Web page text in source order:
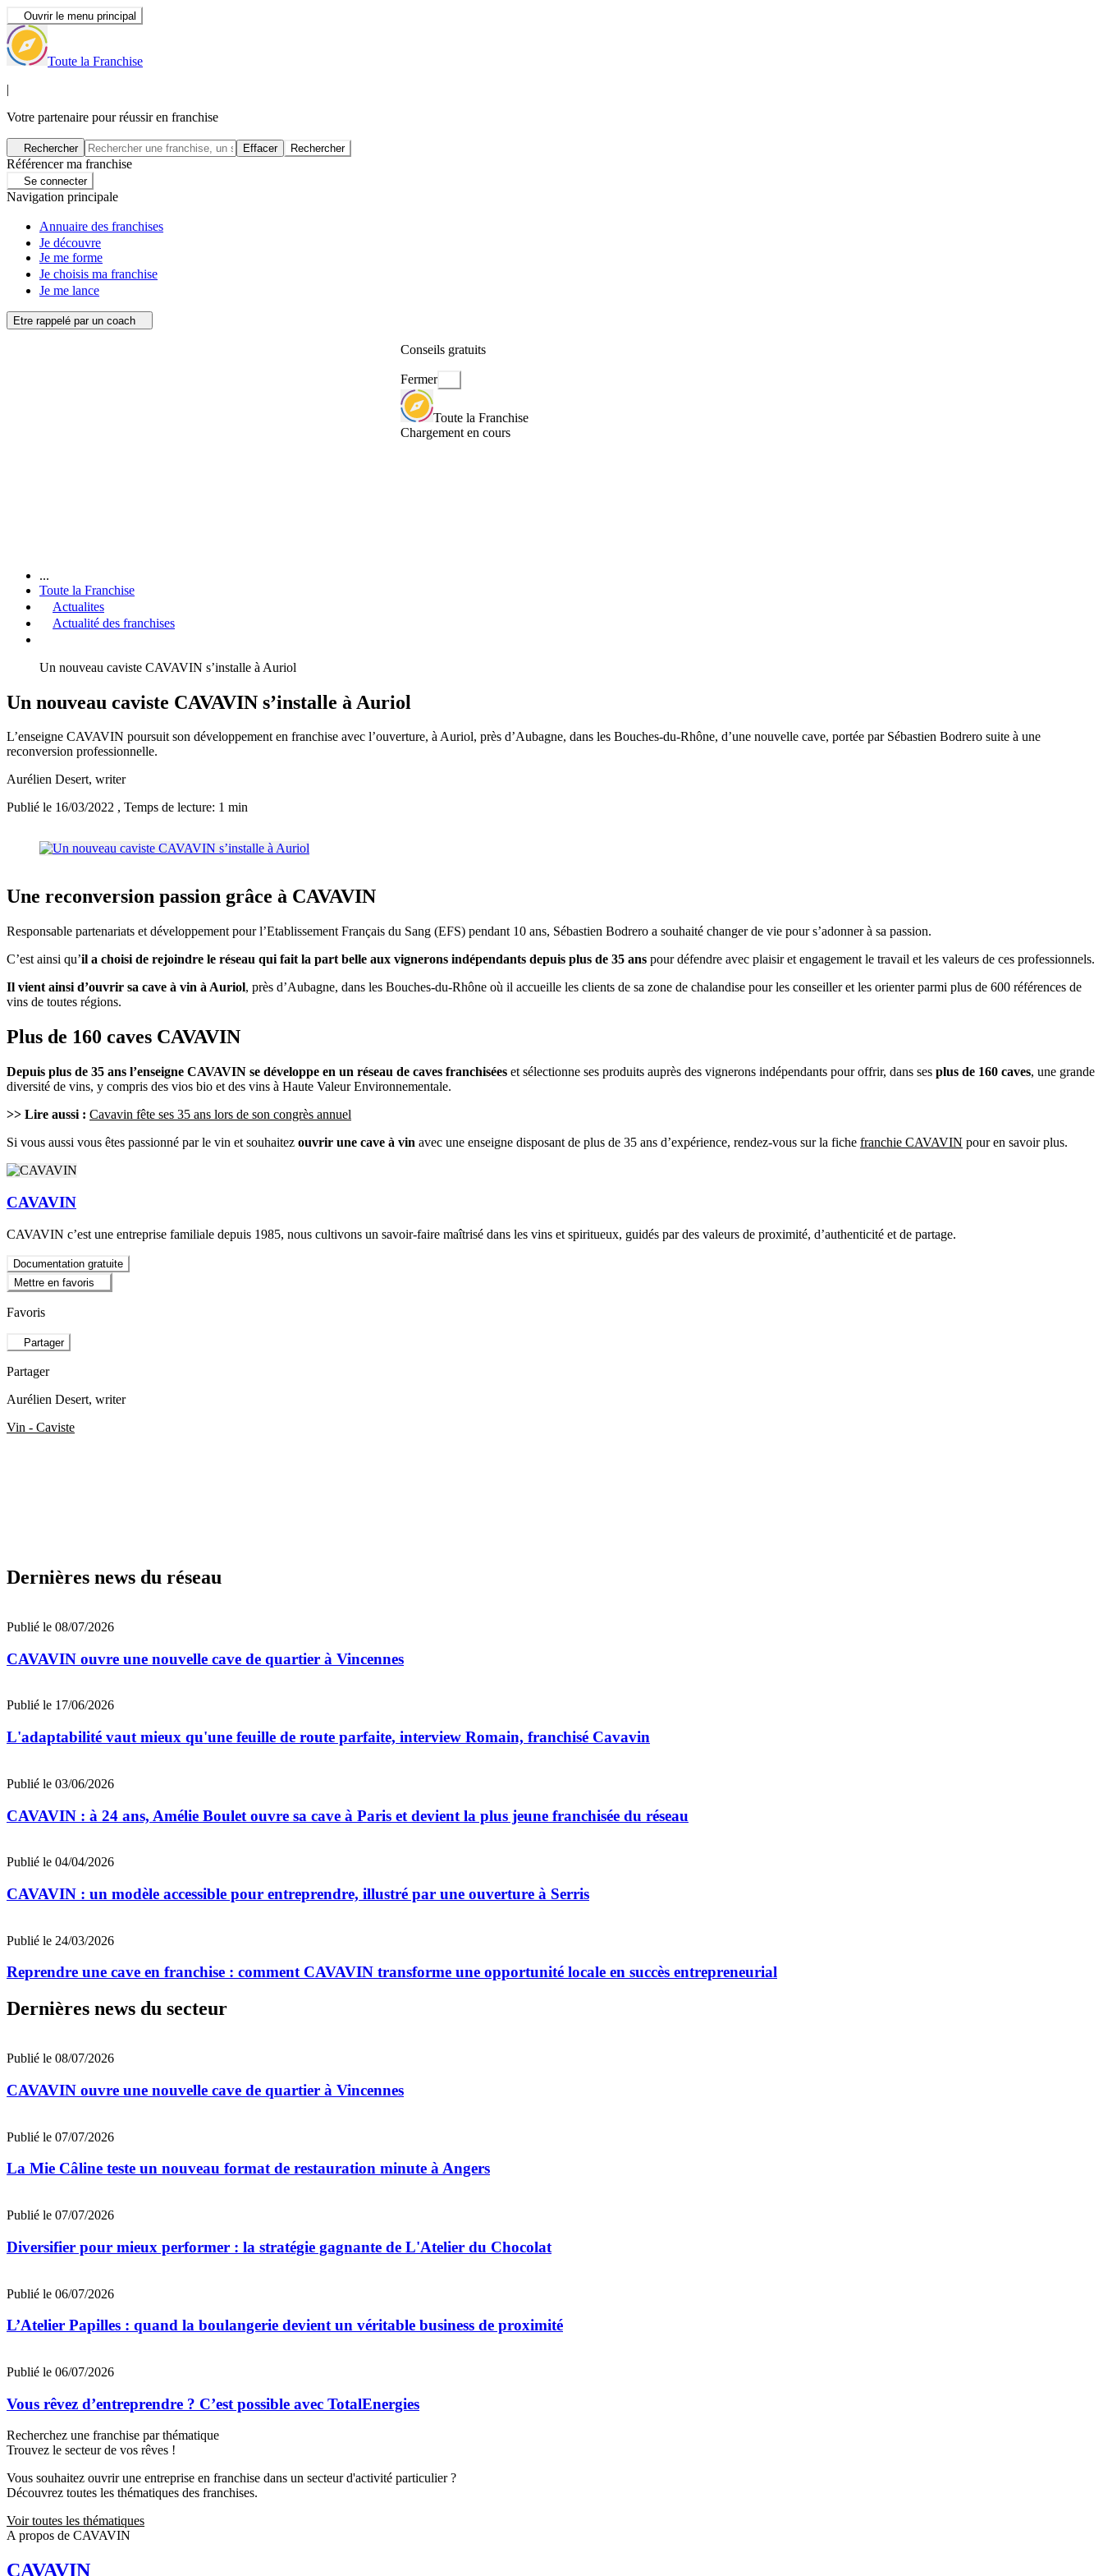
Ouvrir le menu principal
Toute la Franchise
|
Votre partenaire pour réussir en franchise
Rechercher Effacer Rechercher
Référencer ma franchise
Se connecter
Navigation principale
Annuaire des franchises
Je découvre
Je me forme
Je choisis ma franchise
Je me lance
Etre rappelé par un coach
Conseils gratuits
Fermer
Toute la Franchise
Chargement en cours
...
Toute la Franchise
Actualites
Actualité des franchises
Un nouveau caviste CAVAVIN s’installe à Auriol
Un nouveau caviste CAVAVIN s’installe à Auriol
L’enseigne CAVAVIN poursuit son développement en franchise avec l’ouverture, à Auriol, près d’Aubagne, dans les Bouches-du-Rhône, d’une nouvelle cave, portée par Sébastien Bodrero suite à une
reconversion professionnelle.
Aurélien Desert, writer
Publié le 16/03/2022 , Temps de lecture: 1 min
Une reconversion passion grâce à CAVAVIN
Responsable partenariats et développement pour l’Etablissement Français du Sang (EFS) pendant 10 ans, Sébastien Bodrero a souhaité changer de vie pour s’adonner à sa passion.
C’est ainsi qu’il a choisi de rejoindre le réseau qui fait la part belle aux vignerons indépendants depuis plus de 35 ans pour défendre avec plaisir et engagement le travail et les valeurs de ces professionnels.
Il vient ainsi d’ouvrir sa cave à vin à Auriol, près d’Aubagne, dans les Bouches-du-Rhône où il accueille les clients de sa zone de chalandise pour les conseiller et les orienter parmi plus de 600 références de
vins de toutes régions.
Plus de 160 caves CAVAVIN
Depuis plus de 35 ans l’enseigne CAVAVIN se développe en un réseau de caves franchisées et sélectionne ses produits auprès des vignerons indépendants pour offrir, dans ses plus de 160 caves, une grande
diversité de vins, y compris des vios bio et des vins à Haute Valeur Environnementale.
>> Lire aussi : Cavavin fête ses 35 ans lors de son congrès annuel
Si vous aussi vous êtes passionné par le vin et souhaitez ouvrir une cave à vin avec une enseigne disposant de plus de 35 ans d’expérience, rendez-vous sur la fiche franchie CAVAVIN pour en savoir plus.
CAVAVIN
CAVAVIN c’est une entreprise familiale depuis 1985, nous cultivons un savoir-faire maîtrisé dans les vins et spiritueux, guidés par des valeurs de proximité, d’authenticité et de partage.
Documentation gratuite
Mettre en favoris
Favoris
Partager
Partager
Aurélien Desert, writer
Vin - Caviste
Dernières news du réseau
Publié le 08/07/2026
CAVAVIN ouvre une nouvelle cave de quartier à Vincennes
Publié le 17/06/2026
L'adaptabilité vaut mieux qu'une feuille de route parfaite, interview Romain, franchisé Cavavin
Publié le 03/06/2026
CAVAVIN : à 24 ans, Amélie Boulet ouvre sa cave à Paris et devient la plus jeune franchisée du réseau
Publié le 04/04/2026
CAVAVIN : un modèle accessible pour entreprendre, illustré par une ouverture à Serris
Publié le 24/03/2026
Reprendre une cave en franchise : comment CAVAVIN transforme une opportunité locale en succès entrepreneurial
Dernières news du secteur
Publié le 08/07/2026
CAVAVIN ouvre une nouvelle cave de quartier à Vincennes
Publié le 07/07/2026
La Mie Câline teste un nouveau format de restauration minute à Angers
Publié le 07/07/2026
Diversifier pour mieux performer : la stratégie gagnante de L'Atelier du Chocolat
Publié le 06/07/2026
L’Atelier Papilles : quand la boulangerie devient un véritable business de proximité
Publié le 06/07/2026
Vous rêvez d’entreprendre ? C’est possible avec TotalEnergies
Recherchez une franchise par thématique
Trouvez le secteur de vos rêves !
Vous souhaitez ouvrir une entreprise en franchise dans un secteur d'activité particulier ?
Découvrez toutes les thématiques des franchises.
Voir toutes les thématiques
A propos de CAVAVIN
CAVAVIN